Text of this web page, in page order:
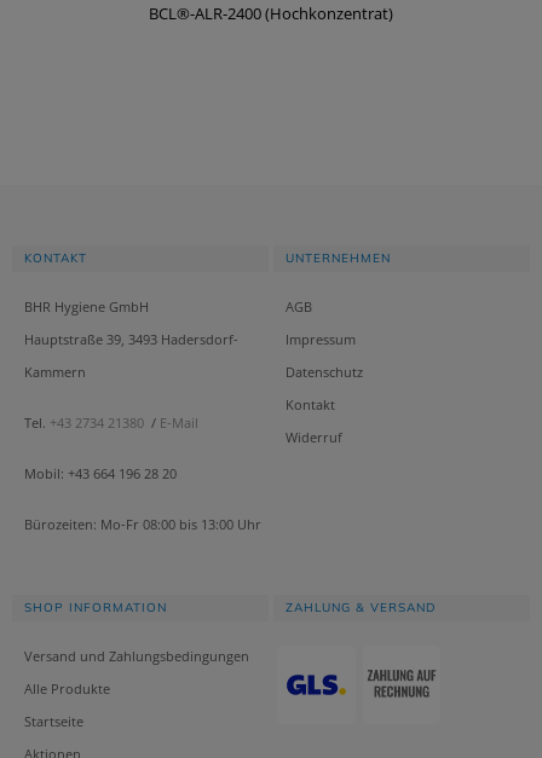
BCL®-ALR-2400 (Hochkonzentrat)
KONTAKT
BHR Hygiene GmbH
Hauptstraße 39, 3493 Hadersdorf-
Kammern
Tel. +43 2734 21380 / E-Mail
Mobil: +43 664 196 28 20
Bürozeiten: Mo-Fr 08:00 bis 13:00 Uhr
UNTERNEHMEN
AGB
Impressum
Datenschutz
Kontakt
Widerruf
SHOP INFORMATION
Versand und Zahlungsbedingungen
Alle Produkte
Startseite
Aktionen
ZAHLUNG & VERSAND